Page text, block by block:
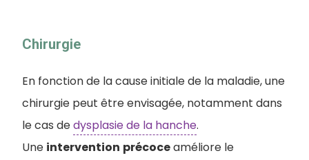
Chirurgie
En fonction de la cause initiale de la maladie, une
chirurgie peut être envisagée, notamment dans
le cas dedysplasie de la hanche.
Une intervention précoceaméliore le